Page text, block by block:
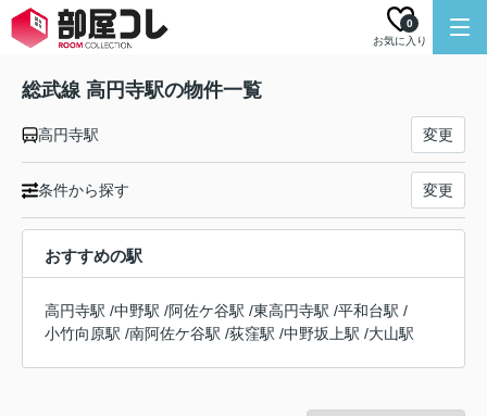
お気に入り
0
総武線 高円寺駅の物件一覧
高円寺駅 変更
条件から探す 変更
おすすめの駅
高円寺駅 /中野駅 /阿佐ケ谷駅 /東高円寺駅 /平和台駅 /
小竹向原駅 /南阿佐ケ谷駅 /荻窪駅 /中野坂上駅 /大山駅